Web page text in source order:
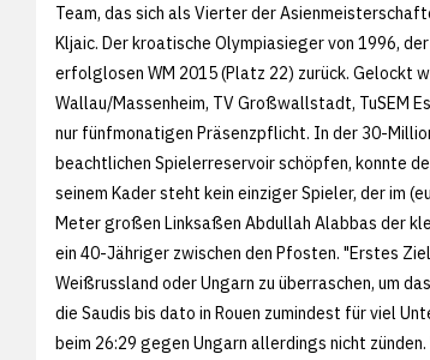
Team, das sich als Vierter der
Kljaic. Der kroatische Olympiasieger von 1996,
erfolglosen WM 2015 (Platz 22) zurück. Gelockt
Wallau/Massenheim, TV Großwallstadt, TuSEM
nur fünfmonatigen Präsenzpflicht. In der 30-
beachtlichen Spielerreservoir schöpfen, konnte
seinem Kader steht kein einziger Spieler, der im
Meter großen Linksaßen Abdullah Alabbas der
ein 40-Jähriger zwischen den Pfosten. "Erstes
Weißrussland oder Ungarn zu überraschen, um
die Saudis bis dato in Rouen zumindest für viel
beim 26:29 gegen Ungarn allerdings nicht